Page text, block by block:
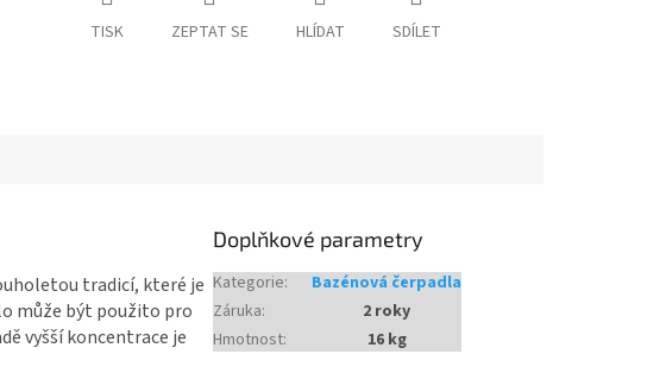
TISK ZEPTAT SE HLÍDAT SDÍLET
tradicí, které je
může být použito pro
vyšší koncentrace je
Doplňkové parametry
Kategorie:
Bazénová čerpadla
Záruka:
2 roky
Hmotnost: 16 kg